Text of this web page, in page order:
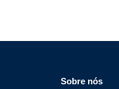
Sobre nós